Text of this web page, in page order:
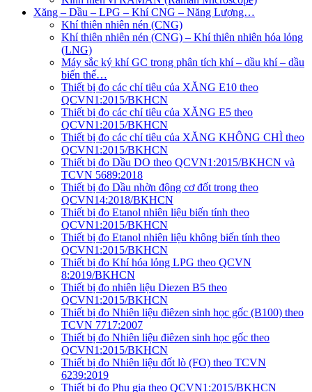
Xăng – Dầu – LPG – Khí CNG – Năng Lượng…
Khí thiên nhiên nén (CNG)
Khí thiên nhiên nén (CNG) – Khí thiên nhiên hóa lỏng
(LNG)
Máy sắc ký khí GC trong phân tích khí – dầu khí – dầu
biến thế…
Thiết bị đo các chỉ tiêu của XĂNG E10 theo
QCVN1:2015/BKHCN
Thiết bị đo các chỉ tiêu của XĂNG E5 theo
QCVN1:2015/BKHCN
Thiết bị đo các chỉ tiêu của XĂNG KHÔNG CHÌ theo
QCVN1:2015/BKHCN
Thiết bị đo Dầu DO theo QCVN1:2015/BKHCN và
TCVN 5689:2018
Thiết bị đo Dầu nhờn động cơ đốt trong theo
QCVN14:2018/BKHCN
Thiết bị đo Etanol nhiên liệu biến tính theo
QCVN1:2015/BKHCN
Thiết bị đo Etanol nhiên liệu không biến tính theo
QCVN1:2015/BKHCN
Thiết bị đo Khí hóa lỏng LPG theo QCVN
8:2019/BKHCN
Thiết bị đo nhiên liệu Diezen B5 theo
QCVN1:2015/BKHCN
Thiết bị đo Nhiên liệu điêzen sinh học gốc (B100) theo
TCVN 7717:2007
Thiết bị đo Nhiên liệu điêzen sinh học gốc theo
QCVN1:2015/BKHCN
Thiết bị đo Nhiên liệu đốt lò (FO) theo TCVN
6239:2019
Thiết bị đo Phụ gia theo QCVN1:2015/BKHCN